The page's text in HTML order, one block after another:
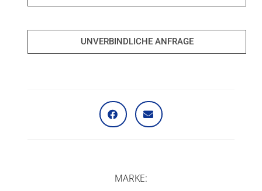
UNVERBINDLICHE ANFRAGE
MARKE